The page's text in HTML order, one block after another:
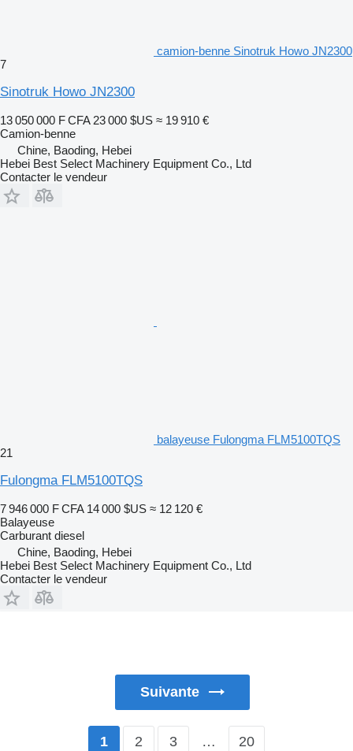
camion-benne Sinotruk Howo JN2300
7
Sinotruk Howo JN2300
13 050 000 F CFA 23 000 $US ≈ 19 910 €
Camion-benne
Chine, Baoding, Hebei
Hebei Best Select Machinery Equipment Co., Ltd
Contacter le vendeur
balayeuse Fulongma FLM5100TQS
21
Fulongma FLM5100TQS
7 946 000 F CFA 14 000 $US ≈ 12 120 €
Balayeuse
Carburant diesel
Chine, Baoding, Hebei
Hebei Best Select Machinery Equipment Co., Ltd
Contacter le vendeur
Suivante
1 2 3 … 20